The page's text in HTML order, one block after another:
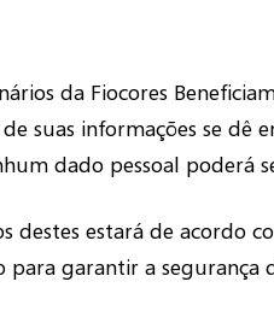
da Fiocores
suas informações se dê
dado pessoal poderá
destes estará de acordo
garantir a segurança